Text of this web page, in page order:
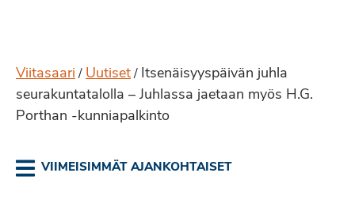
Viitasaari / Uutiset / Itsenäisyyspäivän juhla
seurakuntatalolla – Juhlassa jaetaan myös H.G.
Porthan -kunniapalkinto
VIIMEISIMMÄT AJANKOHTAISET